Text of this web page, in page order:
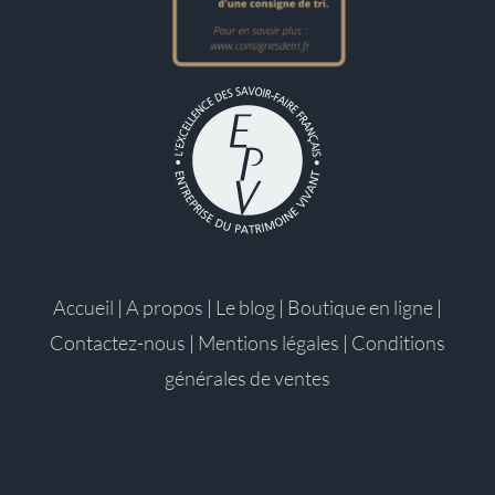
Accueil | A propos | Le blog | Boutique en ligne |
Contactez-nous | Mentions légales | Conditions
générales de ventes